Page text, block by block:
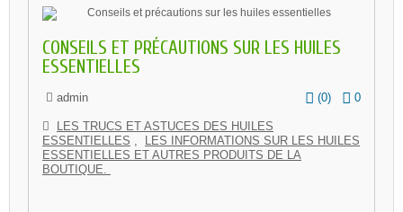
CONSEILS ET PRÉCAUTIONS SUR LES HUILES
ESSENTIELLES
admin (0) 0
LES TRUCS ET ASTUCES DES HUILES
ESSENTIELLES ,
LES INFORMATIONS SUR LES HUILES
ESSENTIELLES ET AUTRES PRODUITS DE LA
BOUTIQUE.